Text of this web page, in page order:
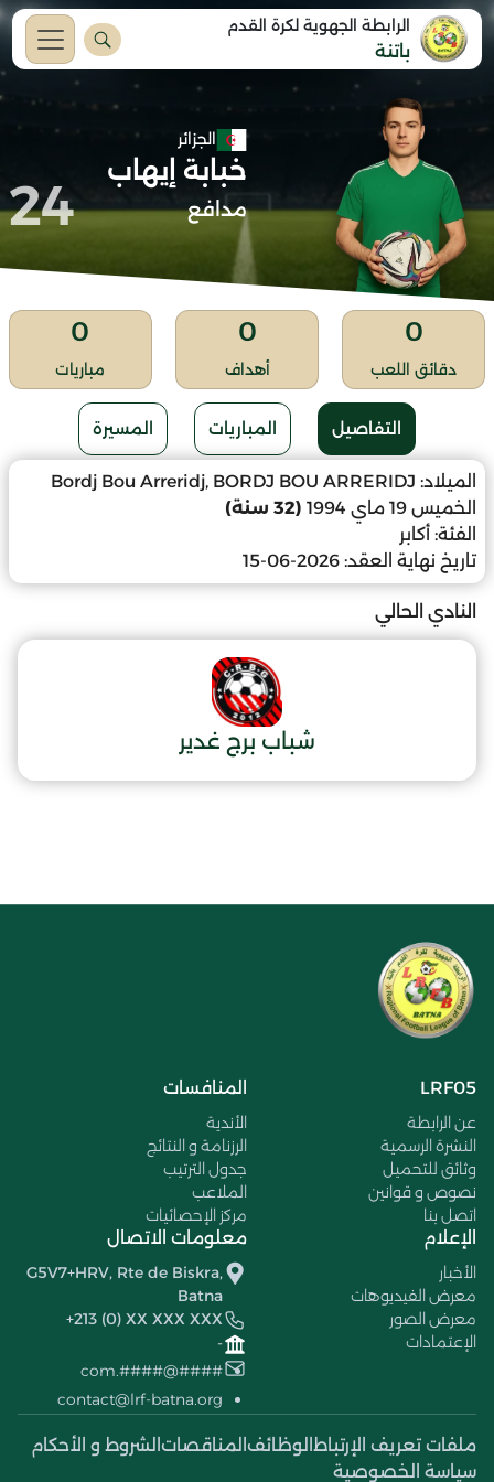
الرابطة الجهوية لكرة القدم
باتنة
الجزائر
خبابة إيهاب
مدافع 24
0
دقائق اللعب
0
أهداف
0
مباريات
التفاصيل المباريات المسيرة
الميلاد: Bordj Bou Arreridj, BORDJ BOU ARRERIDJ
الخميس 19 ماي 1994
(32 سنة)
الفئة: أكابر
تاريخ نهاية العقد: 2026-06-15
النادي الحالي
شباب برج غدير
LRF05
عن الرابطة
النشرة الرسمية
وثائق للتحميل
نصوص و قوانين
اتصل بنا
المنافسات
الأندية
الرزنامة و النتائج
جدول الترتيب
الملاعب
مركز الإحصائيات
الإعلام
الأخبار
معرض الفيديوهات
معرض الصور
الإعتمادات
معلومات الاتصال
G5V7+HRV, Rte de Biskra,
Batna
+213 (0) XX XXX XXX
-
####@####.com
contact@lrf-batna.org
ملفات تعريف الإرتباط الوظائف المناقصات الشروط و الأحكام
سياسة الخصوصية